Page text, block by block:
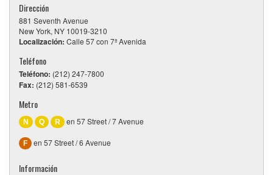
Dirección
881 Seventh Avenue
New York, NY 10019-3210
Localización: Calle 57 con 7ª Avenida
Teléfono
Teléfono: (212) 247-7800
Fax: (212) 581-6539
Metro
N Q R en 57 Street / 7 Avenue
F en 57 Street / 6 Avenue
Información